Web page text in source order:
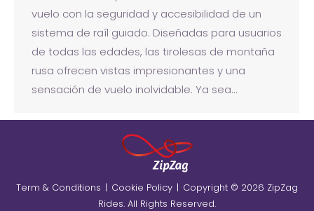
vuelo con la seguridad y accesibilidad de un
sistema de raíl guiado. Diseñadas para usuarios
de todas las edades, las tirolesas de montaña
rusa ofrecen vistas impresionantes y una
sensación de vuelo inolvidable. Ya sea…
Term & Conditions | Cookie Policy | Copyright © 2026 ZipZag
Rides. All Rights Reserved.